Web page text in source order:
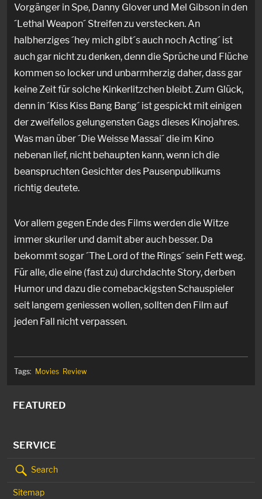
Vorgänger in Spe, Danny Glover und Mel Gibson in den
´Lethal Weapon´ Streifen zu verstecken. An
halbherziges ´hey mich gibt´s auch noch Acting´ ist
auch gar nicht zu denken, denn die Sprüche und Flüche
kommen so locker und unbarmherzig daher, dass gar
keine Zeit für solche Kinkerlitzchen bleibt. Zum Glück,
denn in ´Kiss Kiss Bang Bang´ ist gespickt mit einigen
der zweifellos gelungensten Gags dieses Kinojahres.
Was man über ´Die Weisse Massai´ die im Kino
nebenan lief, nicht behaupten kann, wenn ich die
beanspruchten Gesichter des Pausenpublikums
richtig deutete.
Vor allem gegen Ende des Films werden die Witze
immer skuriler und damit aber auch besser. Da
bekommt sogar ´The Lord of the Rings´ sein Fett weg.
Für alle, die eine (fast zu) durchdachte Story, derben
Humor und dazu die comebackigsten Schauspieler
seit langem geniessen wollen, sollten den Film auf
jeden Fall nicht verpassen.
Tags: Movies Review
FEATURED
SERVICE
Search
Sitemap